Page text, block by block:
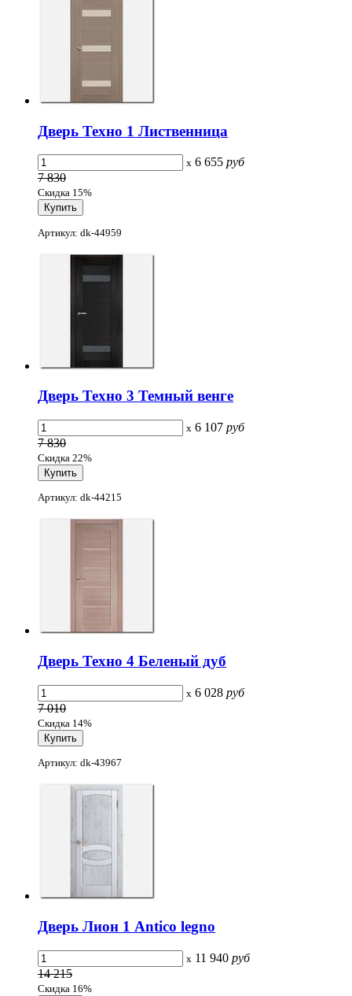
Дверь Техно 1 Лиственница
x 6 655 руб
7 830
Скидка 15%
Артикул: dk-44959
Дверь Техно 3 Темный венге
x 6 107 руб
7 830
Скидка 22%
Артикул: dk-44215
Дверь Техно 4 Беленый дуб
x 6 028 руб
7 010
Скидка 14%
Артикул: dk-43967
Дверь Лион 1 Antico legno
x 11 940 руб
14 215
Скидка 16%